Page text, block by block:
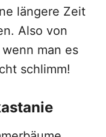
längere Zeit
Also von
man es
schlimm!